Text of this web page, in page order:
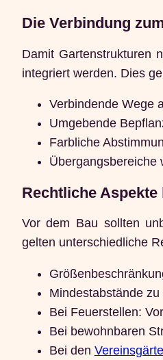
Die Verbindung
Damit Gartenstrukturen
integriert werden. Dies
Verbindende Wege
Umgebende
Farbliche
Übergangsbereiche
Rechtliche Aspekte
Vor dem Bau sollten
gelten unterschiedliche
Mindestabstände
Bei Feuerstellen:
Bei bewohnbaren
Bei den